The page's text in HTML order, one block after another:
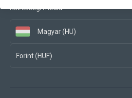
Közösségi média
Magyar (HU)
Forint (HUF)